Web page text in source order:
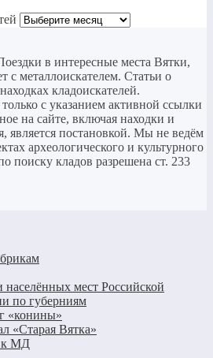
в интересные места Вятки,
с металлоискателем. Статьи о
кладоискателей.
c указанием активной ссылки
на сайте, включая находки и
является постановкой. Мы не ведём
археологического и культурного
поиску кладов разрешена ст. 233
населённых мест Российской
по губерниям
«конины»
«Старая Вятка»
к МД